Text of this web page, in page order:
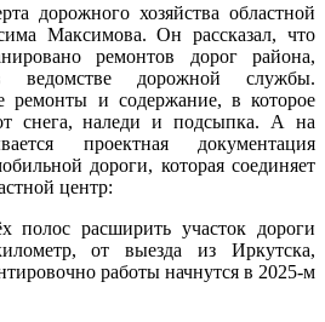
дорожного хозяйства областной
Максимова. Он рассказал, что
ремонтов дорог района,
ведомстве дорожной службы.
ремонты и содержание, в которое
снега, наледи и подсыпка. А на
проектная документация
дороги, которая соединяет
центр:
полос расширить участок дороги
от выезда из Иркутска,
работы начнутся в 2025-м